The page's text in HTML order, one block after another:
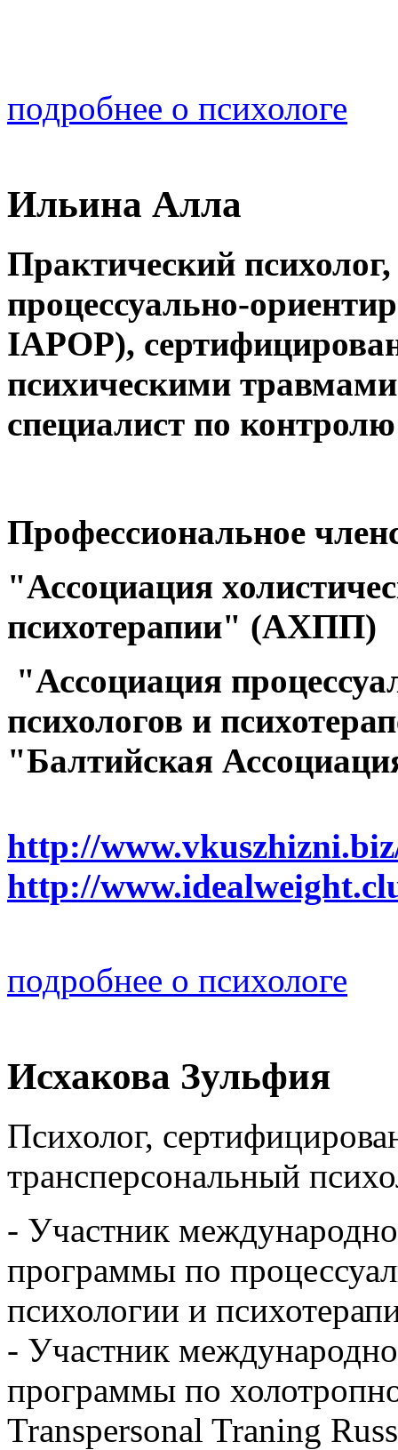
подробнее о психологе
Ильина Алла
Практический психолог,
процессуально-
IAPOP),
психическими
специалист по
Профессиональное
"Ассоциация
психотерапии" (АХПП)
"Ассоциация
психологов и
"Балтийская
http://
http://
подробнее о психологе
Исхакова Зульфия
Психолог,
трансперсональный
- Участник
программы по
психологии и
- Участник
программы по
Transpersonal Traning